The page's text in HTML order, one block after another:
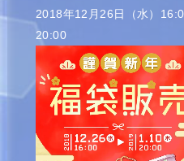
2018年12月26日（水）
20:00